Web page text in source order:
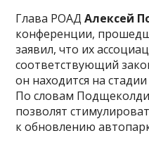
Глава РОАДАлексей
конференции,
заявил, что их
соответствующий
он находится на
По словам
позволят
к обновлению